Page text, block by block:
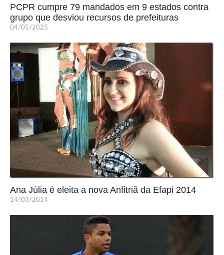
PCPR cumpre 79 mandados em 9 estados contra
grupo que desviou recursos de prefeituras
04/05/2025
Ana Júlia é eleita a nova Anfitriã da Efapi 2014
14/03/2014